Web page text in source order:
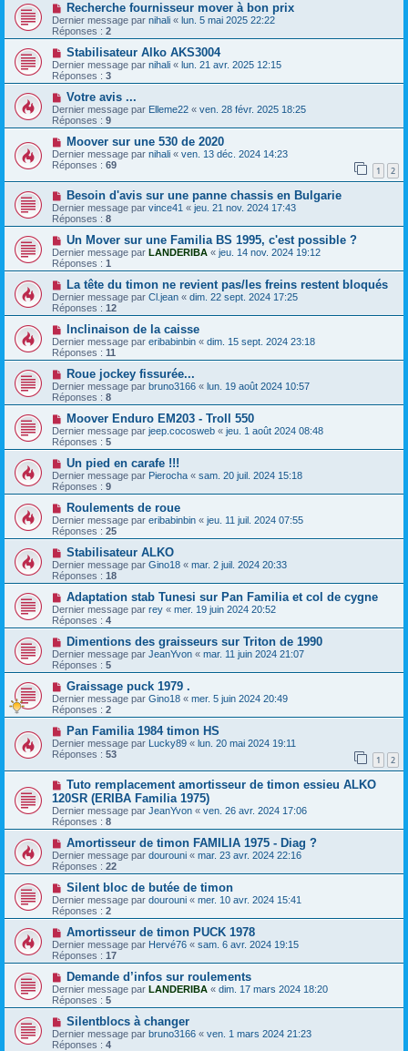
Recherche fournisseur mover à bon prix
Dernier message par nihali « lun. 5 mai 2025 22:22
Réponses : 2
Stabilisateur Alko AKS3004
Dernier message par nihali « lun. 21 avr. 2025 12:15
Réponses : 3
Votre avis ...
Dernier message par Elleme22 « ven. 28 févr. 2025 18:25
Réponses : 9
Moover sur une 530 de 2020
Dernier message par nihali « ven. 13 déc. 2024 14:23
Réponses : 69 1 2
Besoin d'avis sur une panne chassis en Bulgarie
Dernier message par vince41 « jeu. 21 nov. 2024 17:43
Réponses : 8
Un Mover sur une Familia BS 1995, c'est possible ?
Dernier message par LANDERIBA « jeu. 14 nov. 2024 19:12
Réponses : 1
La tête du timon ne revient pas/les freins restent bloqués
Dernier message par Cl.jean « dim. 22 sept. 2024 17:25
Réponses : 12
Inclinaison de la caisse
Dernier message par eribabinbin « dim. 15 sept. 2024 23:18
Réponses : 11
Roue jockey fissurée...
Dernier message par bruno3166 « lun. 19 août 2024 10:57
Réponses : 8
Moover Enduro EM203 - Troll 550
Dernier message par jeep.cocosweb « jeu. 1 août 2024 08:48
Réponses : 5
Un pied en carafe !!!
Dernier message par Pierocha « sam. 20 juil. 2024 15:18
Réponses : 9
Roulements de roue
Dernier message par eribabinbin « jeu. 11 juil. 2024 07:55
Réponses : 25
Stabilisateur ALKO
Dernier message par Gino18 « mar. 2 juil. 2024 20:33
Réponses : 18
Adaptation stab Tunesi sur Pan Familia et col de cygne
Dernier message par rey « mer. 19 juin 2024 20:52
Réponses : 4
Dimentions des graisseurs sur Triton de 1990
Dernier message par JeanYvon « mar. 11 juin 2024 21:07
Réponses : 5
Graissage puck 1979 .
Dernier message par Gino18 « mer. 5 juin 2024 20:49
Réponses : 2
Pan Familia 1984 timon HS
Dernier message par Lucky89 « lun. 20 mai 2024 19:11
Réponses : 53 1 2
Tuto remplacement amortisseur de timon essieu ALKO
120SR (ERIBA Familia 1975)
Dernier message par JeanYvon « ven. 26 avr. 2024 17:06
Réponses : 8
Amortisseur de timon FAMILIA 1975 - Diag ?
Dernier message par dourouni « mar. 23 avr. 2024 22:16
Réponses : 22
Silent bloc de butée de timon
Dernier message par dourouni « mer. 10 avr. 2024 15:41
Réponses : 2
Amortisseur de timon PUCK 1978
Dernier message par Hervé76 « sam. 6 avr. 2024 19:15
Réponses : 17
Demande d’infos sur roulements
Dernier message par LANDERIBA « dim. 17 mars 2024 18:20
Réponses : 5
Silentblocs à changer
Dernier message par bruno3166 « ven. 1 mars 2024 21:23
Réponses : 4